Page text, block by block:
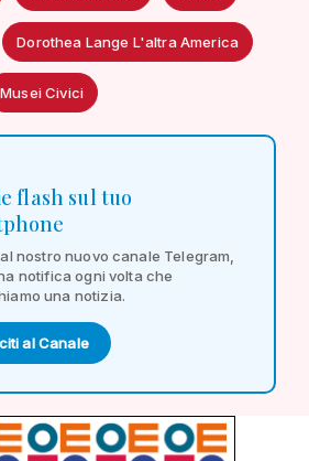
Dorothea Lange L'altra America
Musei Civici
flash sul tuo
nostro nuovo canale Telegram,
notifica ogni volta che
una notizia.
al Canale